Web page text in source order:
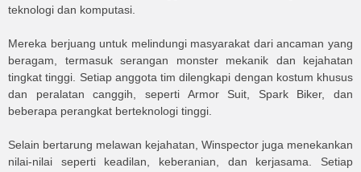
teknologi dan komputasi.
Mereka berjuang untuk melindungi masyarakat dari ancaman yang
beragam, termasuk serangan monster mekanik dan kejahatan
tingkat tinggi. Setiap anggota tim dilengkapi dengan kostum khusus
dan peralatan canggih, seperti Armor Suit, Spark Biker, dan
beberapa perangkat berteknologi tinggi.
Selain bertarung melawan kejahatan, Winspector juga menekankan
nilai-nilai seperti keadilan, keberanian, dan kerjasama. Setiap